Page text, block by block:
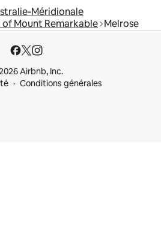
Méridionale
Mount Remarkable Melrose
Airbnb, Inc.
Conditions générales